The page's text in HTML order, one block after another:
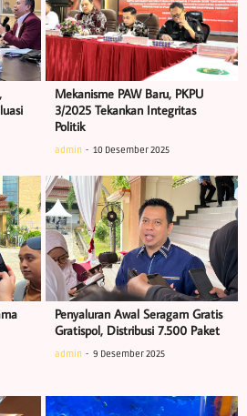
Mekanisme PAW Baru, PKPU
3/2025 Tekankan Integritas
Politik
admin 10 Desember 2025
Penyaluran Awal Seragam Gratis
Gratispol, Distribusi 7.500 Paket
admin 9 Desember 2025